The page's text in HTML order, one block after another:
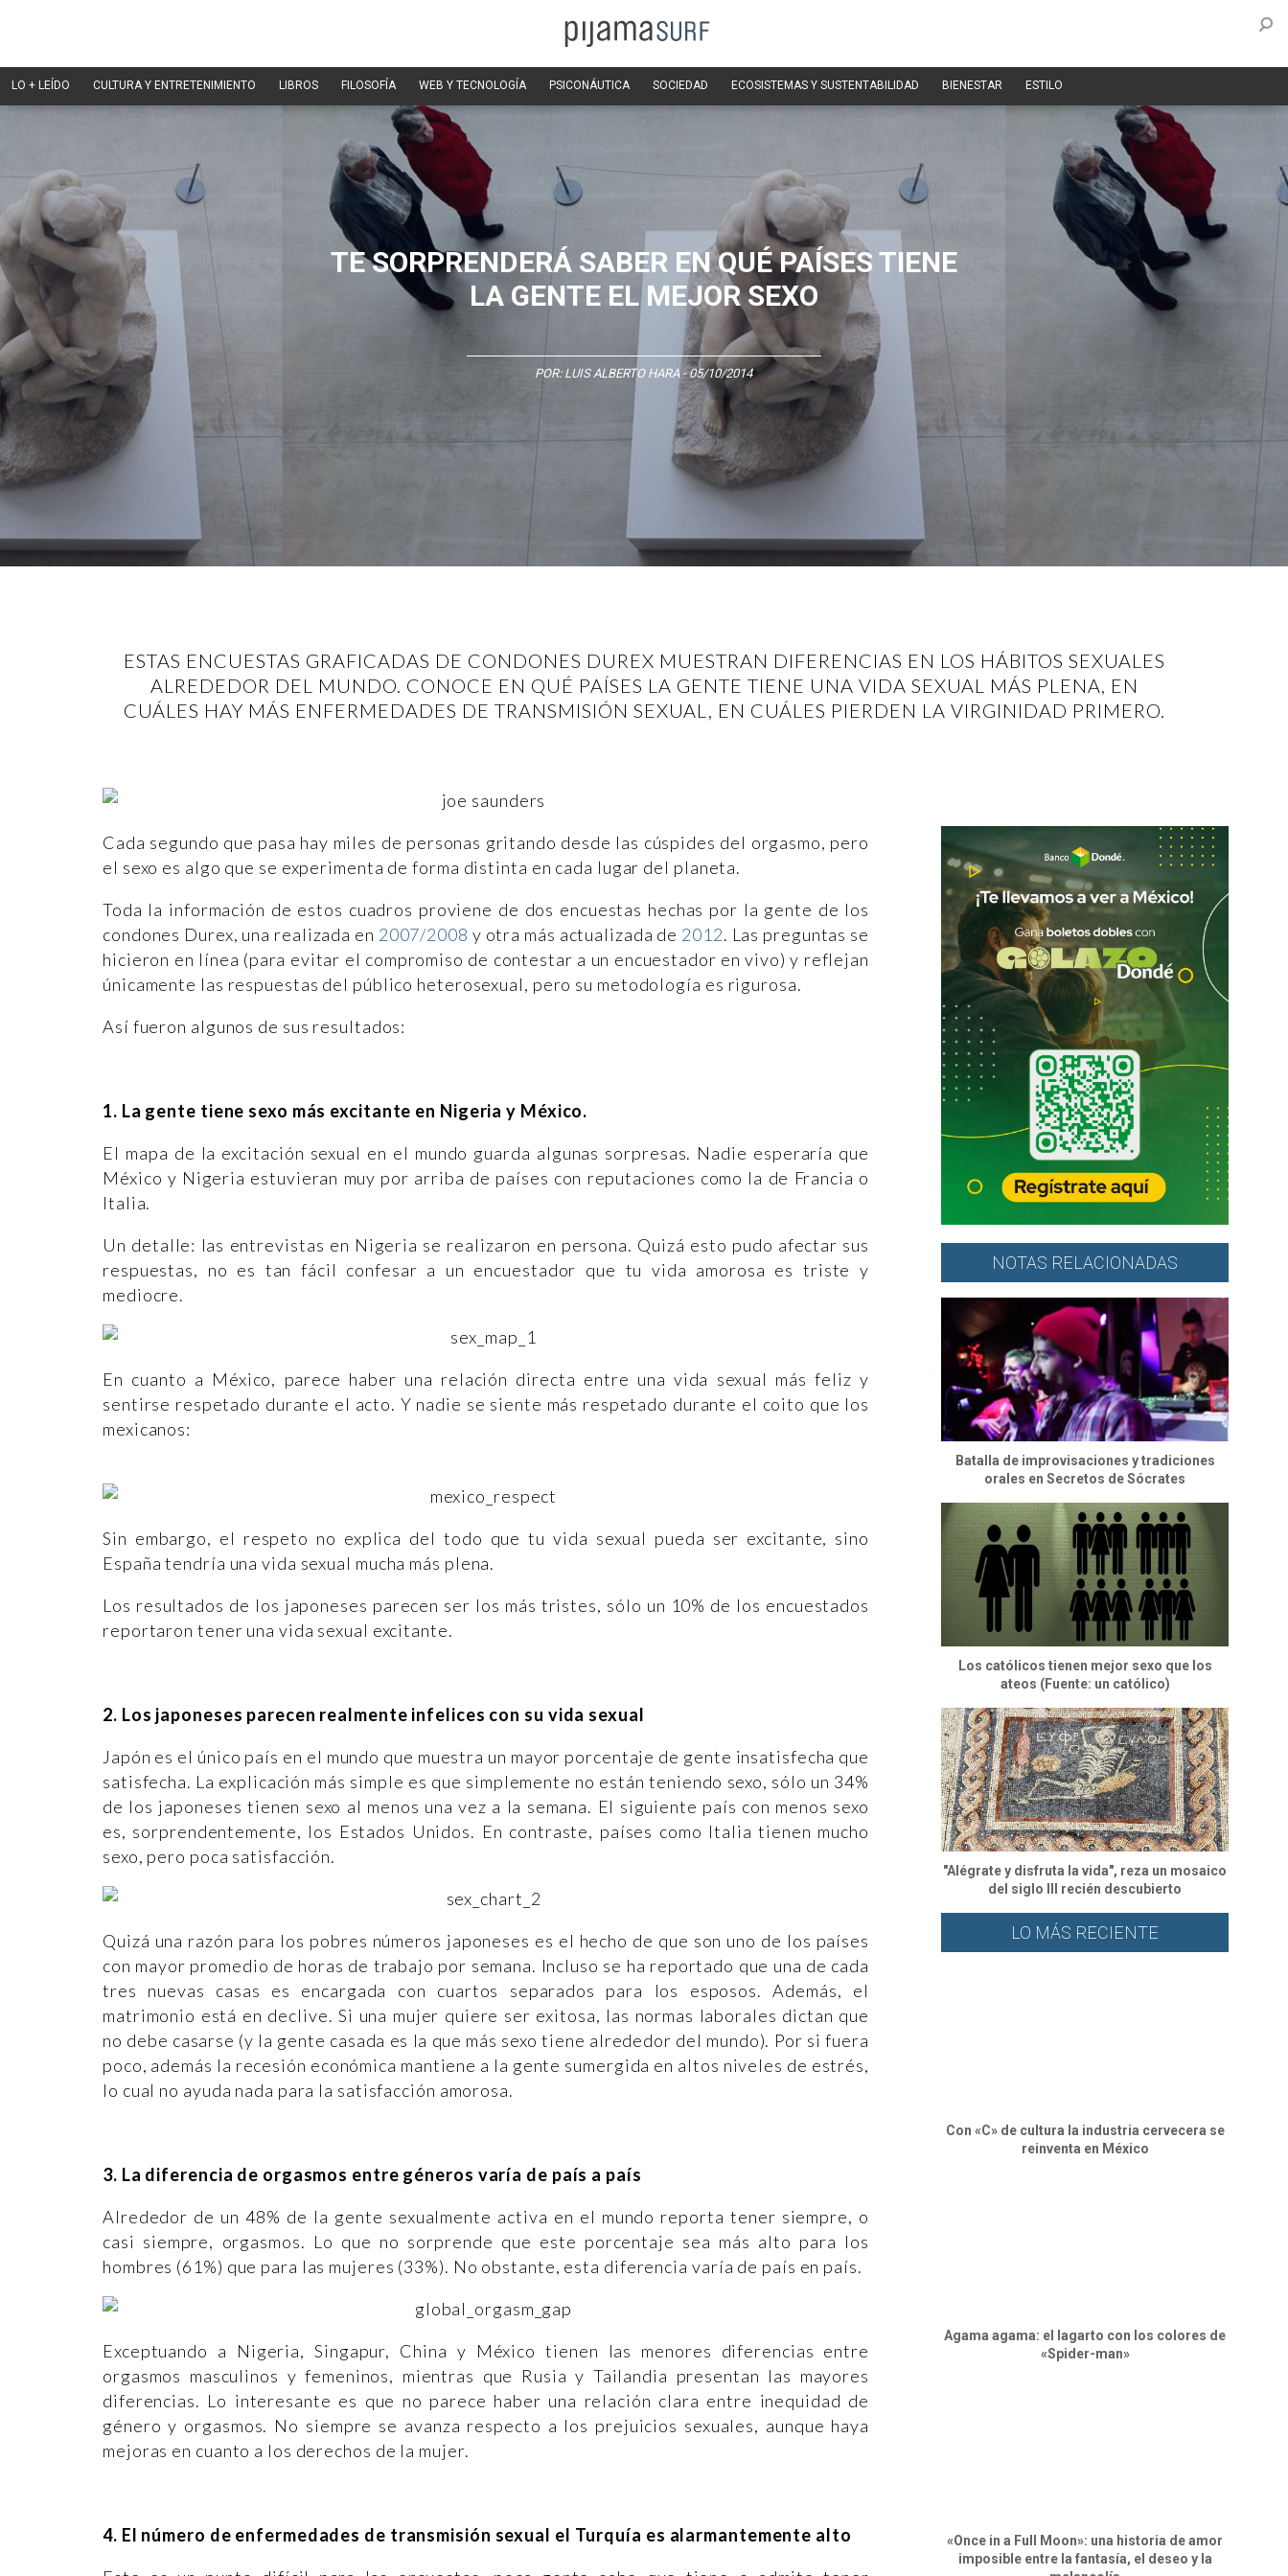
LO + LEÍDO CULTURA Y ENTRETENIMIENTO LIBROS FILOSOFÍA WEB Y TECNOLOGÍA PSICONÁUTICA SOCIEDAD ECOSISTEMAS Y SUSTENTABILIDAD BIENESTAR ESTILO
TE SORPRENDERÁ SABER EN QUÉ PAÍSES TIENE
LA GENTE EL MEJOR SEXO
POR: LUIS ALBERTO HARA - 05/10/2014
ESTAS ENCUESTAS GRAFICADAS DE CONDONES DUREX MUESTRAN DIFERENCIAS EN LOS HÁBITOS SEXUALES
ALREDEDOR DEL MUNDO. CONOCE EN QUÉ PAÍSES LA GENTE TIENE UNA VIDA SEXUAL MÁS PLENA, EN
CUÁLES HAY MÁS ENFERMEDADES DE TRANSMISIÓN SEXUAL, EN CUÁLES PIERDEN LA VIRGINIDAD PRIMERO.
Cada segundo que pasa hay miles de personas gritando desde las cúspides del orgasmo, pero
el sexo es algo que se experimenta de forma distinta en cada lugar del planeta.
Toda la información de estos cuadros proviene de dos encuestas hechas por la gente de los
condones Durex, una realizada en 2007/2008 y otra más actualizada de 2012. Las preguntas se
hicieron en línea (para evitar el compromiso de contestar a un encuestador en vivo) y reflejan
únicamente las respuestas del público heterosexual, pero su metodología es rigurosa.
Así fueron algunos de sus resultados:
1. La gente tiene sexo más excitante en Nigeria y México.
El mapa de la excitación sexual en el mundo guarda algunas sorpresas. Nadie esperaría que
México y Nigeria estuvieran muy por arriba de países con reputaciones como la de Francia o
Italia.
Un detalle: las entrevistas en Nigeria se realizaron en persona. Quizá esto pudo afectar sus
respuestas, no es tan fácil confesar a un encuestador que tu vida amorosa es triste y
mediocre.
En cuanto a México, parece haber una relación directa entre una vida sexual más feliz y
sentirse respetado durante el acto. Y nadie se siente más respetado durante el coito que los
mexicanos:
Sin embargo, el respeto no explica del todo que tu vida sexual pueda ser excitante, sino
España tendría una vida sexual mucha más plena.
Los resultados de los japoneses parecen ser los más tristes, sólo un 10% de los encuestados
reportaron tener una vida sexual excitante.
2. Los japoneses parecen realmente infelices con su vida sexual
Japón es el único país en el mundo que muestra un mayor porcentaje de gente insatisfecha que
satisfecha. La explicación más simple es que simplemente no están teniendo sexo, sólo un 34%
de los japoneses tienen sexo al menos una vez a la semana. El siguiente país con menos sexo
es, sorprendentemente, los Estados Unidos. En contraste, países como Italia tienen mucho
sexo, pero poca satisfacción.
Quizá una razón para los pobres números japoneses es el hecho de que son uno de los países
con mayor promedio de horas de trabajo por semana. Incluso se ha reportado que una de cada
tres nuevas casas es encargada con cuartos separados para los esposos. Además, el
matrimonio está en declive. Si una mujer quiere ser exitosa, las normas laborales dictan que
no debe casarse (y la gente casada es la que más sexo tiene alrededor del mundo). Por si fuera
poco, además la recesión económica mantiene a la gente sumergida en altos niveles de estrés,
lo cual no ayuda nada para la satisfacción amorosa.
3. La diferencia de orgasmos entre géneros varía de país a país
Alrededor de un 48% de la gente sexualmente activa en el mundo reporta tener siempre, o
casi siempre, orgasmos. Lo que no sorprende que este porcentaje sea más alto para los
hombres (61%) que para las mujeres (33%). No obstante, esta diferencia varía de país en país.
Exceptuando a Nigeria, Singapur, China y México tienen las menores diferencias entre
orgasmos masculinos y femeninos, mientras que Rusia y Tailandia presentan las mayores
diferencias. Lo interesante es que no parece haber una relación clara entre inequidad de
género y orgasmos. No siempre se avanza respecto a los prejuicios sexuales, aunque haya
mejoras en cuanto a los derechos de la mujer.
4. El número de enfermedades de transmisión sexual el Turquía es alarmantemente alto
NOTAS RELACIONADAS
Batalla de improvisaciones y tradiciones
orales en Secretos de Sócrates
Los católicos tienen mejor sexo que los
ateos (Fuente: un católico)
"Alégrate y disfruta la vida", reza un mosaico
del siglo III recién descubierto
LO MÁS RECIENTE
Con «C» de cultura la industria cervecera se
reinventa en México
Agama agama: el lagarto con los colores de
«Spider-man»
«Once in a Full Moon»: una historia de amor
imposible entre la fantasía, el deseo y la